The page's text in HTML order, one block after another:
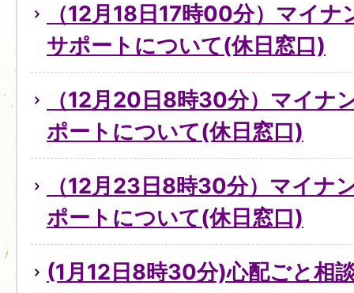
（12月18日17時00分）マイ
サポートについて(休日窓口)
（12月20日8時30分）マイナ
ポートについて(休日窓口)
（12月23日8時30分）マイナ
ポートについて(休日窓口)
(1月12日8時30分)心配ごと相